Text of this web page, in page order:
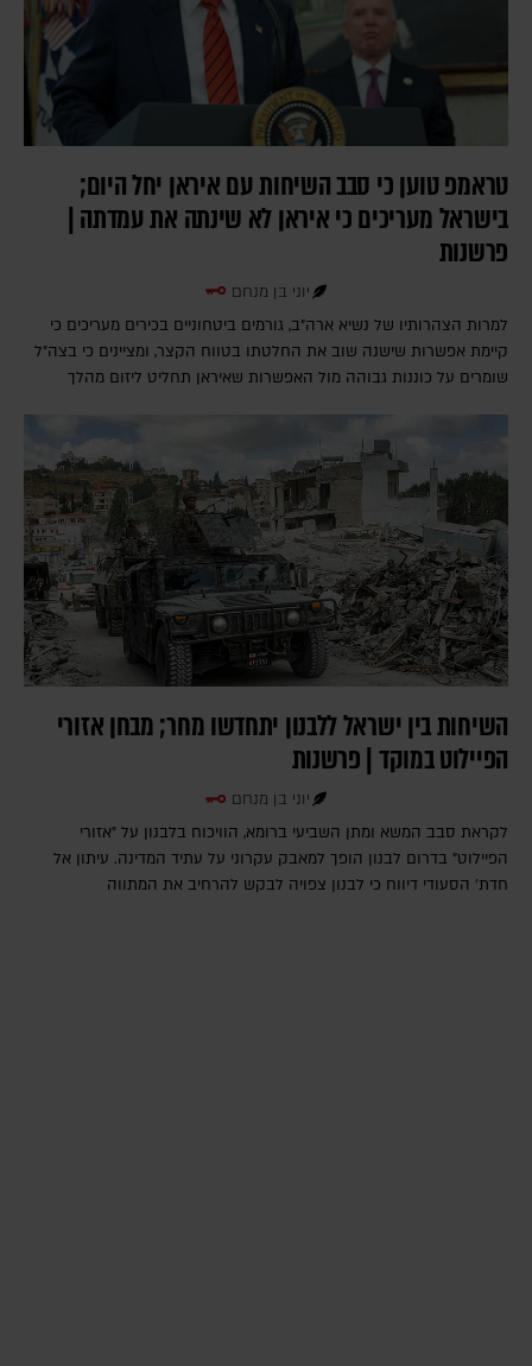
טראמפ טוען כי סבב השיחות עם איראן יחל היום;
בישראל מעריכים כי איראן לא שינתה את עמדתה |
פרשנות
יוני בן מנחם
למרות הצהרותיו של נשיא ארה"ב, גורמים ביטחוניים בכירים מעריכים כי
קיימת אפשרות שישנה שוב את החלטתו בטווח הקצר, ומציינים כי בצה"ל
שומרים על כוננות גבוהה מול האפשרות שאיראן תחליט ליזום מהלך
השיחות בין ישראל ללבנון יתחדשו מחר; מבחן אזורי
הפיילוט במוקד | פרשנות
יוני בן מנחם
לקראת סבב המשא ומתן השביעי ברומא, הוויכוח בלבנון על "אזורי
הפיילוט" בדרום לבנון הופך למאבק עקרוני על עתיד המדינה. עיתון אל
חדת' הסעודי דיווח כי לבנון צפויה לבקש להרחיב את המתווה